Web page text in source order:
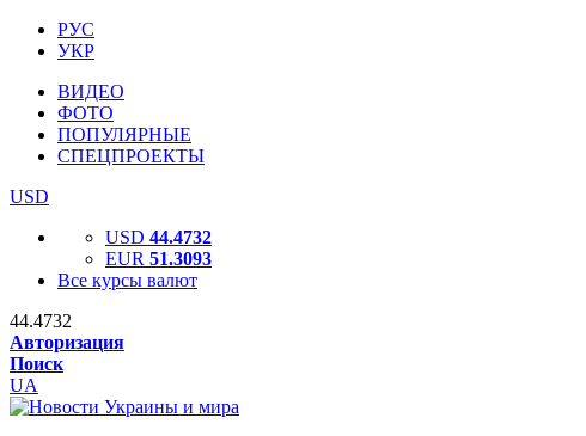
РУС
УКР
ВИДЕО
ФОТО
ПОПУЛЯРНЫЕ
СПЕЦПРОЕКТЫ
USD
USD 44.4732
EUR 51.3093
Все курсы валют
44.4732
Авторизация
Поиск
UA